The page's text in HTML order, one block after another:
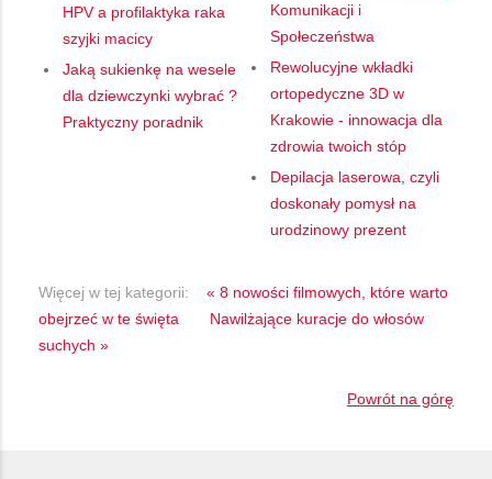
HPV a profilaktyka raka
szyjki macicy
Jaką sukienkę na wesele
dla dziewczynki wybrać ?
Praktyczny poradnik
Komunikacji i
Społeczeństwa
Rewolucyjne wkładki
ortopedyczne 3D w
Krakowie - innowacja dla
zdrowia twoich stóp
Depilacja laserowa, czyli
doskonały pomysł na
urodzinowy prezent
Więcej w tej kategorii:
« 8 nowości filmowych, które warto
obejrzeć w te święta
Nawilżające kuracje do włosów
suchych »
Powrót na górę